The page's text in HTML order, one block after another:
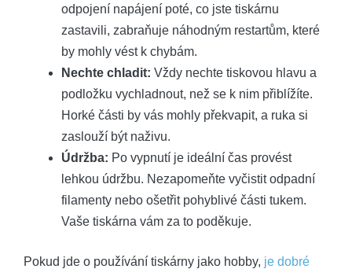
odpojení napájení poté, co jste tiskárnu
zastavili, zabraňuje náhodným restartům, které
by mohly vést k chybám.
Nechte chladit: Vždy nechte tiskovou hlavu a
podložku vychladnout, než se k nim přiblížíte.
Horké části by vás mohly překvapit, a ruka si
zaslouží být naživu.
Údržba: Po vypnutí je ideální čas provést
lehkou údržbu. Nezapomeňte vyčistit odpadní
filamenty nebo ošetřit pohyblivé části tukem.
Vaše tiskárna vám za to poděkuje.
Pokud jde o používání tiskárny jako hobby, je dobré